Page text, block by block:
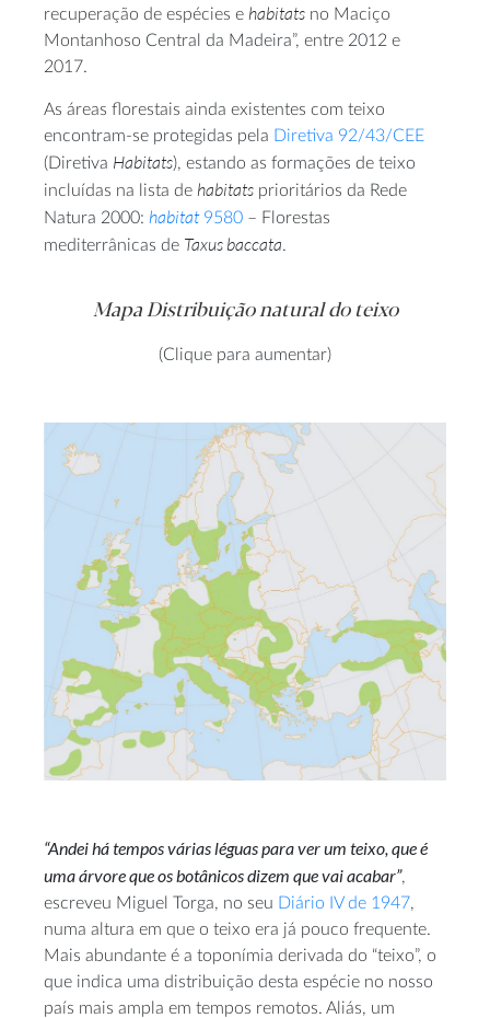
recuperação de espécies e habitats no Maciço
Montanhoso Central da Madeira”, entre 2012 e
2017.
As áreas florestais ainda existentes com teixo
encontram-se protegidas pela Diretiva 92/43/CEE
(Diretiva Habitats), estando as formações de teixo
incluídas na lista de habitats prioritários da Rede
Natura 2000: habitat9580 – Florestas
mediterrânicas de Taxus baccata.
Mapa Distribuição natural do teixo
(Clique para aumentar)
“Andei há tempos várias léguas para ver um teixo, que é
uma árvore que os botânicos dizem que vai acabar”,
escreveu Miguel Torga, no seu Diário IV de 1947,
numa altura em que o teixo era já pouco frequente.
Mais abundante é a toponímia derivada do “teixo”, o
que indica uma distribuição desta espécie no nosso
país mais ampla em tempos remotos. Aliás, um